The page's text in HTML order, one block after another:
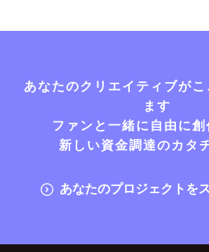
あなたのクリエイティブがこ
ます
ファンと一緒に自由に
新しい資金調達のカタ
あなたのプロジェクトを